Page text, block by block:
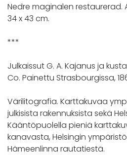
Nedre maginalen restaurerad.
34 x 43 cm.
***
Julkaissut G. A. Kajanus ja
Co. Painettu Strasbourgissa,
Värilitografia. Karttakuvaa
julkisista rakennuksista sekä
Kääntöpuolella pieniä
kanavasta, Helsingin
Hämeenlinna rautatiestä.